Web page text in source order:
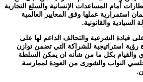
أمام المساعدات الإنسانية والسلع التجارية
استمرارية عملها وفق المعايير العالمية
والقانونية.
قيادة الشرعية والتحالف الداعم لها على
رؤية استراتيجية للشراكة التي تضمن توازن
والقيام بكل ما من شأنه ان يمكن السلطة
النواب والشورى من العودة لممارسة